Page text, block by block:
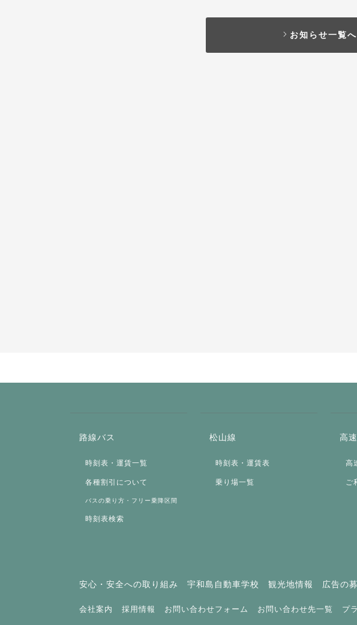
お知らせ一覧へ
路線バス
時刻表・運賃一覧
各種割引について
バスの乗り方・フリー乗降区間
時刻表検索
松山線
時刻表・運賃表
乗り場一覧
高
高
ご
安心・安全への取り組み 宇和島自動車学校 観光地情報 広告の
会社案内 採用情報 お問い合わせフォーム お問い合わせ先一覧 プ